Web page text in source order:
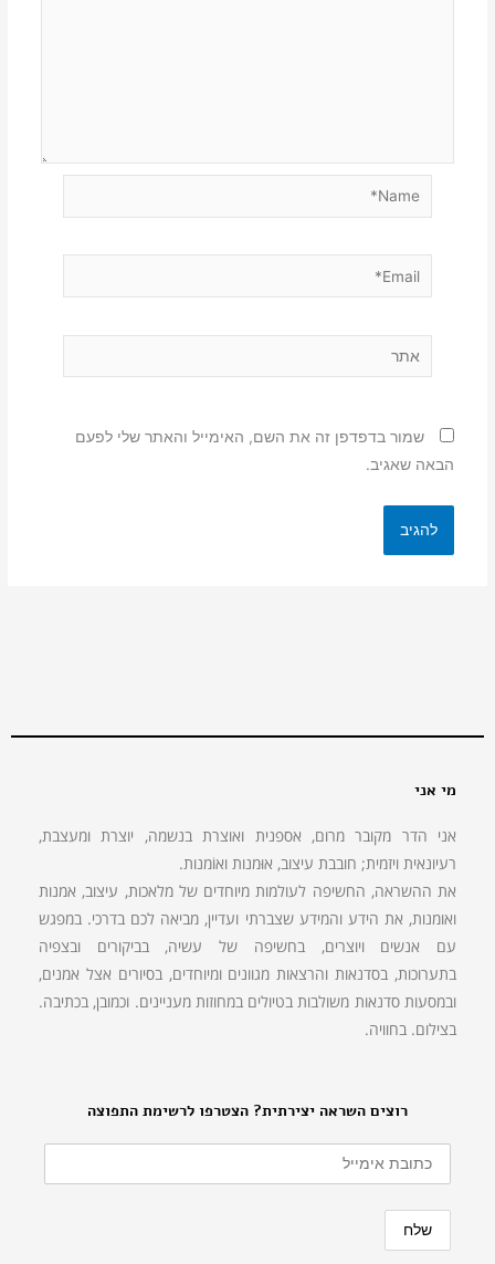
Email*
שמור בדפדפן זה את השם, האימייל והאתר שלי לפעם
הבאה שאגיב.
רוצים השראה יצירתית? הצטרפו לרשימת התפוצה
מי אני
אני הדר מקובר מרום, אספנית ואוצרת בנשמה, יוצרת ומעצבת,
רעיונאית ויזמית; חובבת עיצוב, אוּמנות ואוֹמנות.
את ההשראה, החשיפה לעולמות מיוחדים של מלאכות, עיצוב, אמנות
ואומנות, את הידע והמידע שצברתי ועדיין, מביאה לכם בדרכי. במפגש
עם אנשים ויוצרים, בחשיפה של עשיה, בביקורים ובצפיה
בתערוכות, בסדנאות והרצאות מגוונים ומיוחדים, בסיורים אצל אמנים,
ובמסעות סדנאות משולבות בטיולים במחוזות מעניינים. וכמובן, בכתיבה.
בצילום. בחוויה.